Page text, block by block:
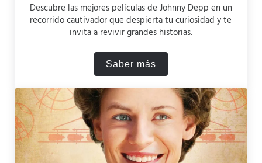
Descubre las mejores películas de Johnny Depp en un
recorrido cautivador que despierta tu curiosidad y te
invita a revivir grandes historias.
Saber másLas mejores películas de